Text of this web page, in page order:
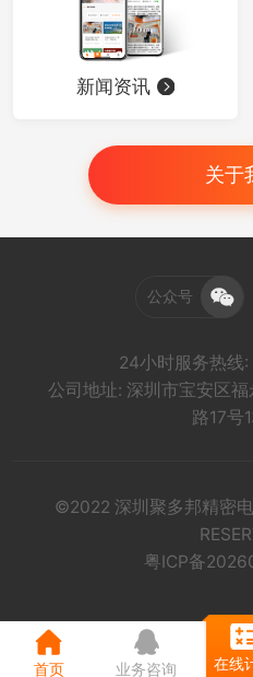
新闻资讯
关于
公众号
24小时服务热线:
公司地址: 深圳市宝安区
路17号
©2022 深圳聚多邦精密
粤ICP备
首页 业务咨询 在线